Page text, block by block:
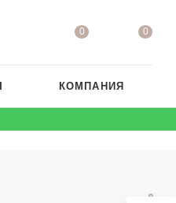
0 0
КОМПАНИЯ